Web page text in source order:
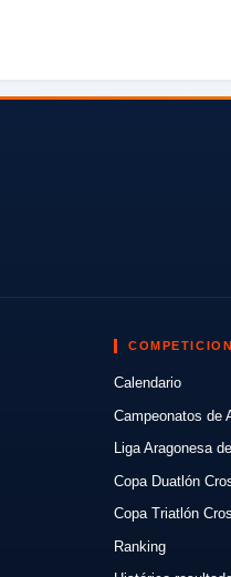
Calendario
Campeonatos de
Liga Aragonesa
Copa Duatlón
Copa Triatlón Cros
Ranking